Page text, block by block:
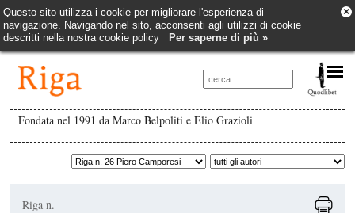
Questo sito utilizza i cookie per migliorare l'esperienza di
navigazione. Navigando nel sito, acconsenti agli utilizzi di cookie
descritti nella nostra cookie policy
Per saperne di più »
×
Fondata nel 1991 da Marco Belpoliti e Elio Grazioli
Riga n.